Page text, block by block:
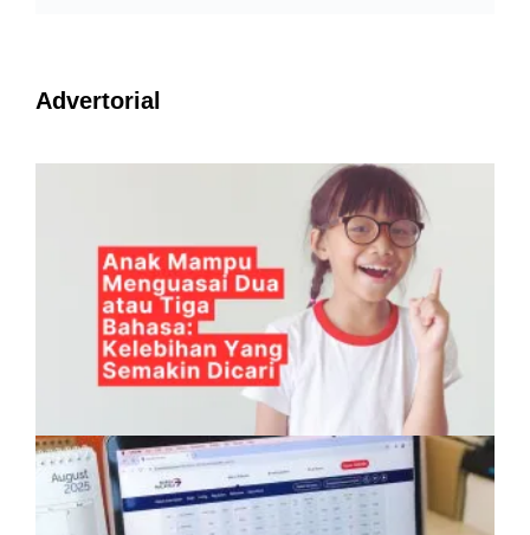
Advertorial
Anak Mampu Menguasai Dua atau Tiga
Bahasa: Kelebihan Yang Semakin Dicari